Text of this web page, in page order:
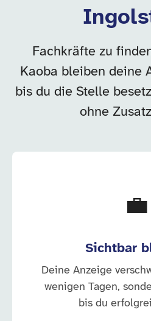
Fachkräfte zu
Kaoba bleiben deine
bis du die Stelle
ohne
💼
Sichtbar
Deine Anzeige
wenigen Tagen,
bis du